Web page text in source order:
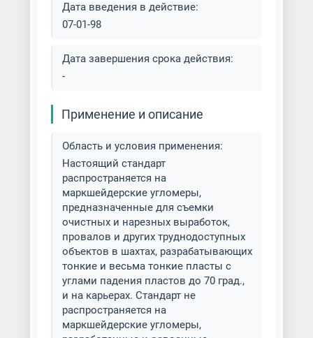
Дата введения в действие:
07-01-98
Дата завершения срока действия:
-
Применение и описание
Область и условия применения:
Настоящий стандарт
распространяется на
маркшейдерские угломеры,
предназначенные для съемки
очистных и нарезных выработок,
провалов и других труднодоступных
объектов в шахтах, разрабатывающих
тонкие и весьма тонкие пласты с
углами падения пластов до 70 град.,
и на карьерах. Стандарт не
распространяется на
маркшейдерские угломеры,